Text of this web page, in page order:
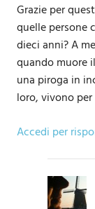
Grazie per
quelle persone
dieci anni? A
quando muore
una piroga in
loro, vivono
Accedi per